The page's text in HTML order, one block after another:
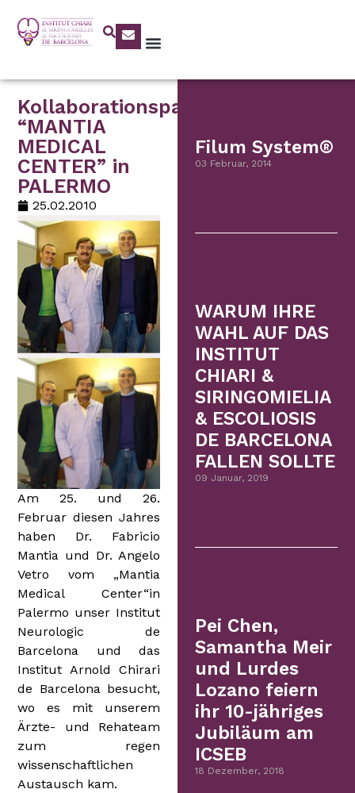
Kollaborationspartner
“MANTIA
MEDICAL
CENTER” in
PALERMO
25.02.2010
Am 25. und 26.
Februar diesen Jahres
haben Dr. Fabricio
Mantia und Dr. Angelo
Vetro vom „Mantia
Medical Center“in
Palermo unser Institut
Neurologic de
Barcelona und das
Institut Arnold Chirari
de Barcelona besucht,
wo es mit unserem
Ärzte- und Rehateam
zum regen
wissenschaftlichen
Austausch kam.
Filum System®
03 Februar, 2014
WARUM IHRE
WAHL AUF DAS
INSTITUT
CHIARI &
SIRINGOMIELIA
& ESCOLIOSIS
DE BARCELONA
FALLEN SOLLTE
09 Januar, 2019
Pei Chen,
Samantha Meir
und Lurdes
Lozano feiern
ihr 10-jähriges
Jubiläum am
ICSEB
18 Dezember, 2018